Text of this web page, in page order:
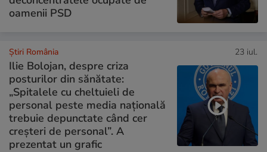
oamenii PSD
Știri România 23 iul.
Ilie Bolojan, despre criza
posturilor din sănătate:
„Spitalele cu cheltuieli de
personal peste media națională
trebuie depunctate când cer
creșteri de personal”. A
prezentat un grafic